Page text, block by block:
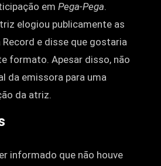
em Pega-Pega.
elogiou publicamente as
e disse que gostaria
formato. Apesar disso, não
da emissora para uma
da atriz.
informado que não houve